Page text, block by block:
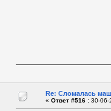
Re: Сломалась
« Ответ #516 :30-06-